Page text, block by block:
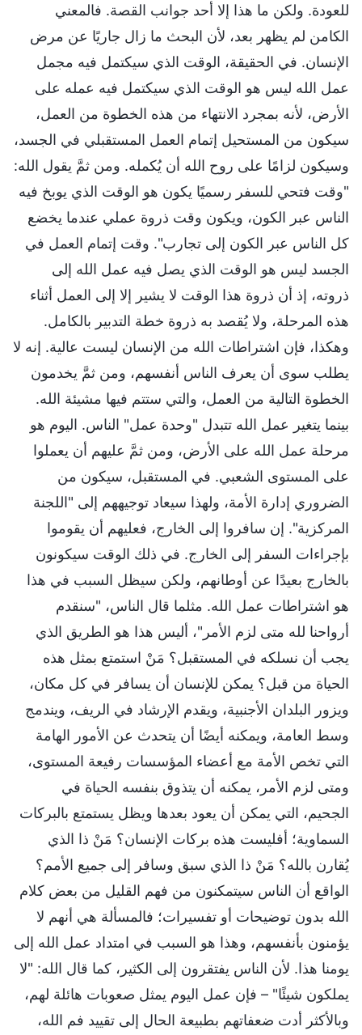
للعودة. ولكن ما هذا إلا أحد جوانب القصة. فالمعني
الكامن لم يظهر بعد، لأن البحث ما زال جاريًا عن مرض
الإنسان. في الحقيقة، الوقت الذي سيكتمل فيه مجمل
عمل الله ليس هو الوقت الذي سيكتمل فيه عمله على
الأرض، لأنه بمجرد الانتهاء من هذه الخطوة من العمل،
سيكون من المستحيل إتمام العمل المستقبلي في الجسد،
وسيكون لزامًا على روح الله أن يُكمله. ومن ثمَّ يقول الله:
"وقت فتحي للسفر رسميًا يكون هو الوقت الذي يوبخ فيه
الناس عبر الكون، ويكون وقت ذروة عملي عندما يخضع
كل الناس عبر الكون إلى تجارب". وقت إتمام العمل في
الجسد ليس هو الوقت الذي يصل فيه عمل الله إلى
ذروته، إذ أن ذروة هذا الوقت لا يشير إلا إلى العمل أثناء
هذه المرحلة، ولا يُقصد به ذروة خطة التدبير بالكامل.
وهكذا، فإن اشتراطات الله من الإنسان ليست عالية. إنه لا
يطلب سوى أن يعرف الناس أنفسهم، ومن ثمَّ يخدمون
الخطوة التالية من العمل، والتي ستتم فيها مشيئة الله.
بينما يتغير عمل الله تتبدل "وحدة عمل" الناس. اليوم هو
مرحلة عمل الله على الأرض، ومن ثمَّ عليهم أن يعملوا
على المستوى الشعبي. في المستقبل، سيكون من
الضروري إدارة الأمة، ولهذا سيعاد توجيههم إلى "اللجنة
المركزية". إن سافروا إلى الخارج، فعليهم أن يقوموا
بإجراءات السفر إلى الخارج. في ذلك الوقت سيكونون
بالخارج بعيدًا عن أوطانهم، ولكن سيظل السبب في هذا
هو اشتراطات عمل الله. مثلما قال الناس، "سنقدم
أرواحنا لله متى لزم الأمر"، أليس هذا هو الطريق الذي
يجب أن نسلكه في المستقبل؟ مَنْ استمتع بمثل هذه
الحياة من قبل؟ يمكن للإنسان أن يسافر في كل مكان،
ويزور البلدان الأجنبية، ويقدم الإرشاد في الريف، ويندمج
وسط العامة، ويمكنه أيضًا أن يتحدث عن الأمور الهامة
التي تخص الأمة مع أعضاء المؤسسات رفيعة المستوى،
ومتى لزم الأمر، يمكنه أن يتذوق بنفسه الحياة في
الجحيم، التي يمكن أن يعود بعدها ويظل يستمتع بالبركات
السماوية؛ أفليست هذه بركات الإنسان؟ مَنْ ذا الذي
يُقارن بالله؟ مَنْ ذا الذي سبق وسافر إلى جميع الأمم؟
الواقع أن الناس سيتمكنون من فهم القليل من بعض كلام
الله بدون توضيحات أو تفسيرات؛ فالمسألة هي أنهم لا
يؤمنون بأنفسهم، وهذا هو السبب في امتداد عمل الله إلى
يومنا هذا. لأن الناس يفتقرون إلى الكثير، كما قال الله: "لا
يملكون شيئًا" – فإن عمل اليوم يمثل صعوبات هائلة لهم،
وبالأكثر أدت ضعفاتهم بطبيعة الحال إلى تقييد فم الله،